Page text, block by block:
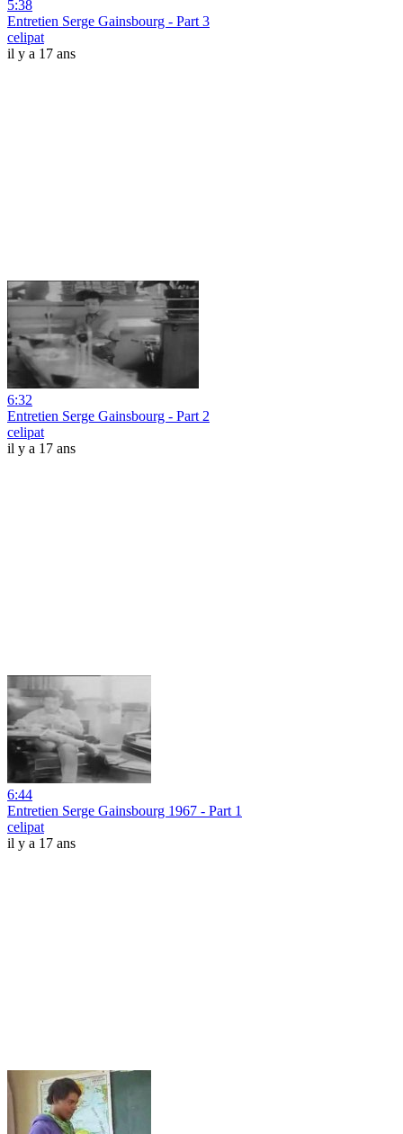
5:38
Entretien Serge Gainsbourg - Part 3
celipat
il y a 17 ans
6:32
Entretien Serge Gainsbourg - Part 2
celipat
il y a 17 ans
6:44
Entretien Serge Gainsbourg 1967 - Part 1
celipat
il y a 17 ans